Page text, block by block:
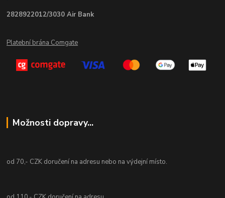
2828922012/3030 Air Bank
Platební brána Comgate
Možnosti dopravy...
od 70,- CZK doručení na adresu nebo na výdejní místo.